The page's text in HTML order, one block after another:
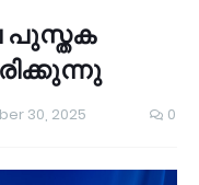
പുസ്തക
30, 2025 0